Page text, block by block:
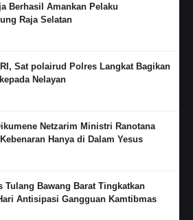
Berhasil Amankan Pelaku
Raja Selatan
Sat polairud Polres Langkat Bagikan
Nelayan
Netzarim Ministri Ranotana
Hanya di Dalam Yesus
Tulang Bawang Barat Tingkatkan
Antisipasi Gangguan Kamtibmas